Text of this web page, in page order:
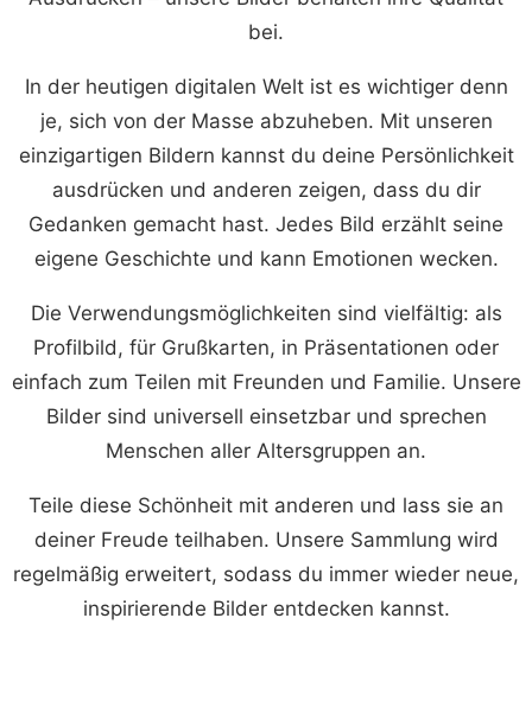
bei.
In der heutigen digitalen Welt ist es wichtiger denn
je, sich von der Masse abzuheben. Mit unseren
einzigartigen Bildern kannst du deine Persönlichkeit
ausdrücken und anderen zeigen, dass du dir
Gedanken gemacht hast. Jedes Bild erzählt seine
eigene Geschichte und kann Emotionen wecken.
Die Verwendungsmöglichkeiten sind vielfältig: als
Profilbild, für Grußkarten, in Präsentationen oder
einfach zum Teilen mit Freunden und Familie. Unsere
Bilder sind universell einsetzbar und sprechen
Menschen aller Altersgruppen an.
Teile diese Schönheit mit anderen und lass sie an
deiner Freude teilhaben. Unsere Sammlung wird
regelmäßig erweitert, sodass du immer wieder neue,
inspirierende Bilder entdecken kannst.